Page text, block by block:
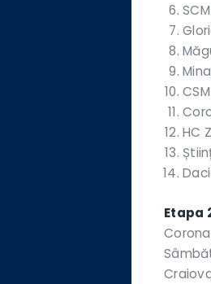
HC
Etapa
Corona